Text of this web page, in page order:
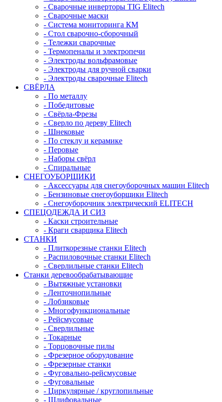
- Сварочные инверторы TIG Elitech
- Сварочные маски
- Система мониторинга КМ
- Стол сварочно-сборочный
- Тележки сварочные
- Термопеналы и электропечи
- Электроды вольфрамовые
- Электроды для ручной сварки
- Электроды сварочные Elitech
СВЁРЛА
- По металлу
- Победитовые
- Свёрла-Фрезы
- Сверло по дереву Elitech
- Шнековые
- По стеклу и керамике
- Перовые
- Наборы свёрл
- Спиральные
СНЕГОУБОРЩИКИ
- Аксессуары для снегоуборочных машин Elitech
- Бензиновые снегоуборщики Elitech
- Снегоуборочник электрический ELITECH
СПЕЦОДЕЖДА И СИЗ
- Каски строительные
- Краги сварщика Elitech
СТАНКИ
- Плиткорезные станки Elitech
- Распиловочные станки Elitech
- Сверлильные станки Elitech
Станки деревообрабатывающие
- Вытяжные установки
- Ленточнопильные
- Лобзиковые
- Многофункциональные
- Рейсмусовые
- Сверлильные
- Токарные
- Торцовочные пилы
- Фрезерное оборудование
- Фрезерные станки
- Фуговально-рейсмусовые
- Фуговальные
- Циркулярные / круглопильные
- Шлифовальные